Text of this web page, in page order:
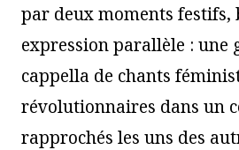
par deux moments festifs,
expression parallèle : une
cappella de chants
révolutionnaires dans un
rapprochés les uns des